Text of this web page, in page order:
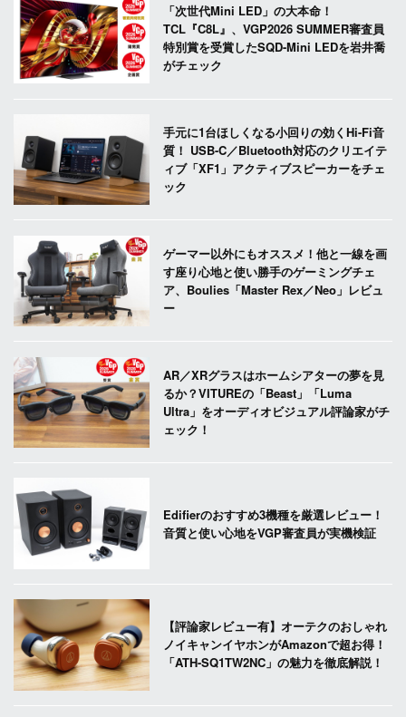
「次世代Mini LED」の大本命！
TCL『C8L』、VGP2026 SUMMER審査員
特別賞を受賞したSQD-Mini LEDを岩井喬
がチェック
手元に1台ほしくなる小回りの効くHi-Fi音
質！ USB-C／Bluetooth対応のクリエイテ
ィブ「XF1」アクティブスピーカーをチェ
ック
ゲーマー以外にもオススメ！他と一線を画
す座り心地と使い勝手のゲーミングチェ
ア、Boulies「Master Rex／Neo」レビュ
ー
AR／XRグラスはホームシアターの夢を見
るか？VITUREの「Beast」「Luma
Ultra」をオーディオビジュアル評論家がチ
ェック！
Edifierのおすすめ3機種を厳選レビュー！
音質と使い心地をVGP審査員が実機検証
【評論家レビュー有】オーテクのおしゃれ
ノイキャンイヤホンがAmazonで超お得！
「ATH-SQ1TW2NC」の魅力を徹底解説！